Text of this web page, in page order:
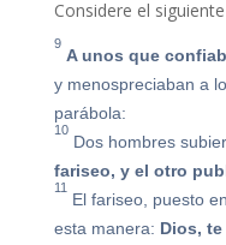
Considere el
9
A unos que
y menospreciaban a
parábola:
10
Dos hombres
fariseo, y el otro
11
El fariseo, puesto
esta manera: Dios,